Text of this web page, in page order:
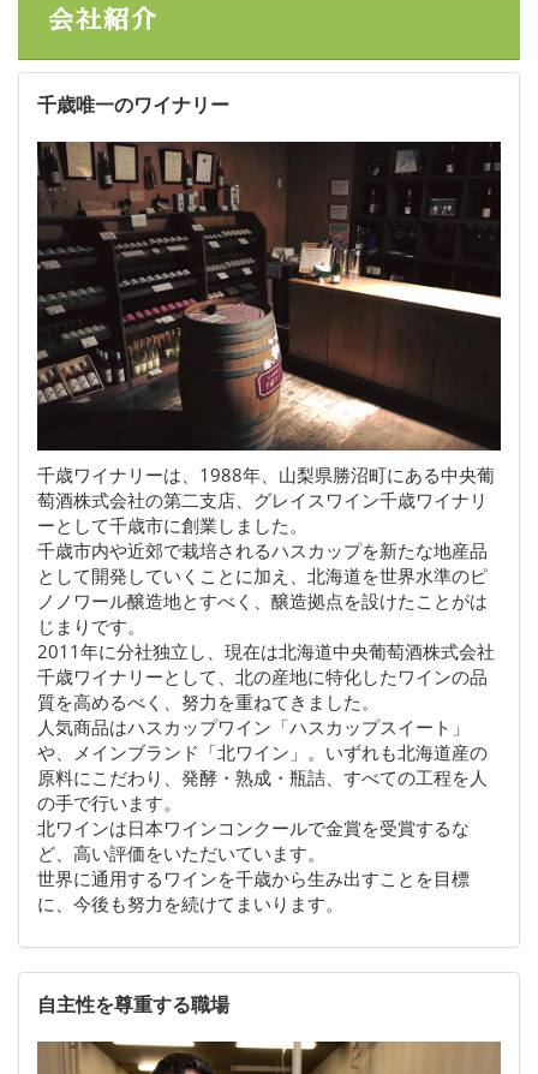
会社紹介
千歳唯一のワイナリー
千歳ワイナリーは、1988年、山梨県勝沼町にある中央葡
萄酒株式会社の第二支店、グレイスワイン千歳ワイナリ
ーとして千歳市に創業しました。
千歳市内や近郊で栽培されるハスカップを新たな地産品
として開発していくことに加え、北海道を世界水準のピ
ノノワール醸造地とすべく、醸造拠点を設けたことがは
じまりです。
2011年に分社独立し、現在は北海道中央葡萄酒株式会社
千歳ワイナリーとして、北の産地に特化したワインの品
質を高めるべく、努力を重ねてきました。
人気商品はハスカップワイン「ハスカップスイート」
や、メインブランド「北ワイン」。いずれも北海道産の
原料にこだわり、発酵・熟成・瓶詰、すべての工程を人
の手で行います。
北ワインは日本ワインコンクールで金賞を受賞するな
ど、高い評価をいただいています。
世界に通用するワインを千歳から生み出すことを目標
に、今後も努力を続けてまいります。
自主性を尊重する職場